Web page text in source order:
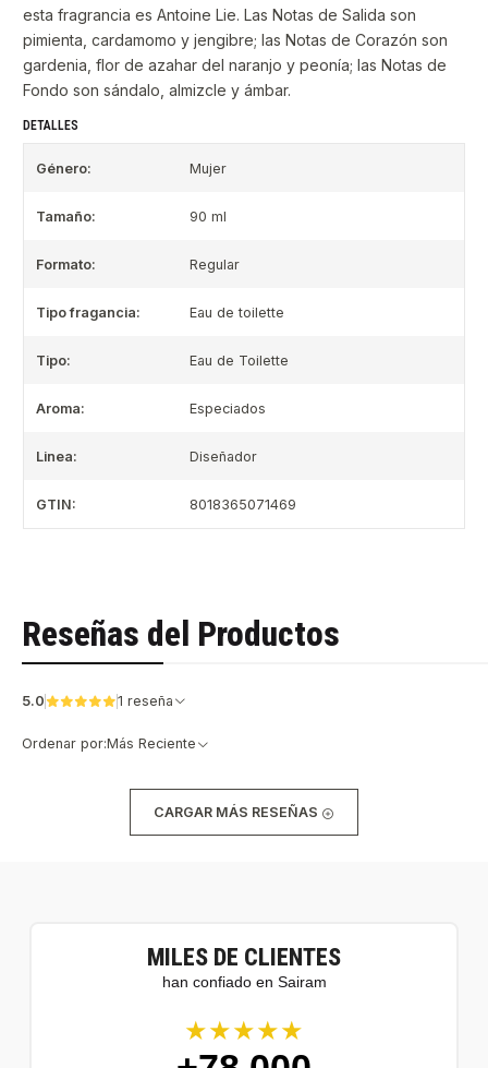
esta fragrancia es Antoine Lie. Las Notas de Salida son
pimienta, cardamomo y jengibre; las Notas de Corazón son
gardenia, flor de azahar del naranjo y peonía; las Notas de
Fondo son sándalo, almizcle y ámbar.
DETALLES
Género: Mujer
Tamaño: 90 ml
Formato: Regular
Tipo fragancia: Eau de toilette
Tipo: Eau de Toilette
Aroma: Especiados
Linea: Diseñador
GTIN: 8018365071469
Reseñas del Productos
5.0 1 reseña
Ordenar por:Más Reciente
CARGAR MÁS RESEÑAS
MILES DE CLIENTES
han confiado en Sairam
★★★★★